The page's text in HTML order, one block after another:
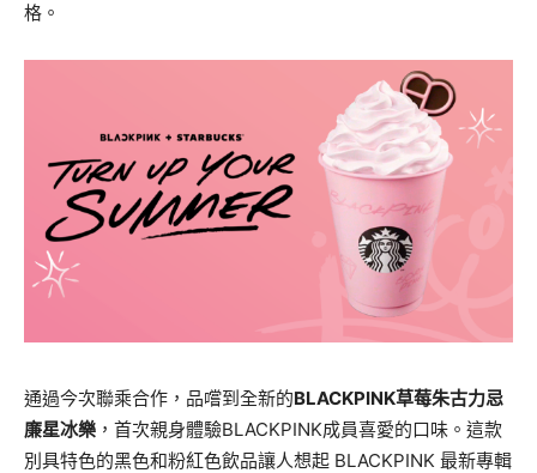
格。
通過今次聯乘合作，品嚐到全新的BLACKPINK草莓朱古力忌
廉星冰樂 ，首次親身體驗BLACKPINK成員喜愛的口味。這款
別具特色的黑色和粉紅色飲品讓人想起 BLACKPINK 最新專輯